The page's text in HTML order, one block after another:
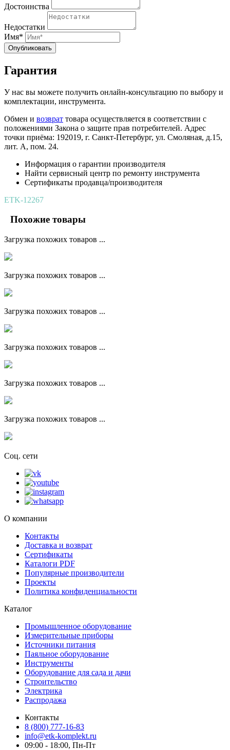
Достоинства
Недостатки
Имя*
Опубликовать
Гарантия
У нас вы можете получить онлайн-консультацию по выбору и
комплектации, инструмента.
Обмен и возврат товара осуществляется в соответствии с
положениями Закона о защите прав потребителей. Адрес
точки приёма: 192019, г. Санкт-Петербург, ул. Смоляная, д.15,
лит. А, пом. 24.
Информация о гарантии производителя
Найти сервисный центр по ремонту инструмента
Сертификаты продавца/производителя
ETK-12267
Похожие товары
Загрузка похожих товаров ...
Загрузка похожих товаров ...
Загрузка похожих товаров ...
Загрузка похожих товаров ...
Загрузка похожих товаров ...
Загрузка похожих товаров ...
Соц. сети
О компании
Контакты
Доставка и возврат
Сертификаты
Каталоги PDF
Популярные производители
Проекты
Политика конфиденциальности
Каталог
Промышленное оборудование
Измерительные приборы
Источники питания
Паяльное оборудование
Инструменты
Оборудование для сада и дачи
Строительство
Электрика
Распродажа
Контакты
8 (800) 777-16-83
info@etk-komplekt.ru
09:00 - 18:00, Пн-Пт